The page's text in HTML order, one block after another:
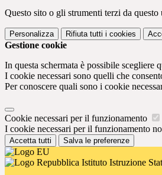
Questo sito o gli strumenti terzi da
Personalizza Rifiuta tutti i cookies
Gestione cookie
In questa schermata è possibile scegliere
I cookie necessari sono quelli che
Per conoscere quali sono i cookie
Cookie necessari per il funzionamento
I cookie necessari per il funzionamento
Accetta tutti Salva le preferenze
Istituto Istruzione